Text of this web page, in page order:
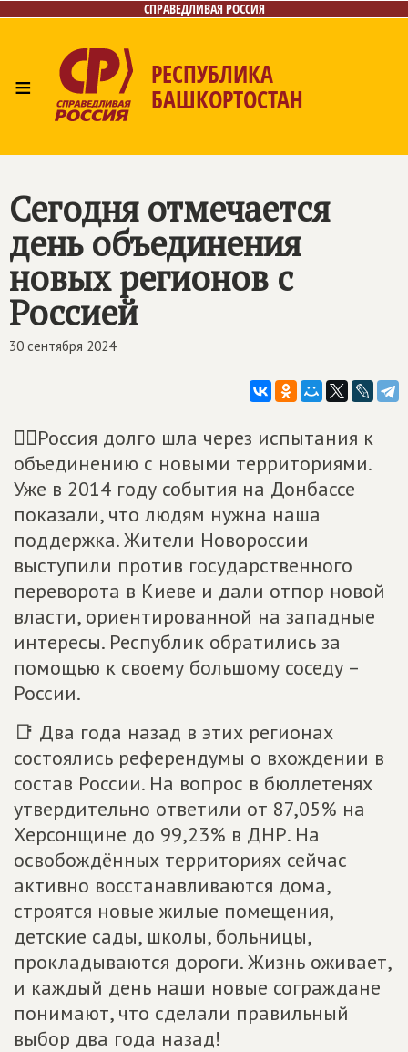
СПРАВЕДЛИВАЯ РОССИЯ
≡ РЕСПУБЛИКА
БАШКОРТОСТАН
Сегодня отмечается
день объединения
новых регионов с
Россией
30 сентября 2024
☝🏻Россия долго шла через испытания к
объединению с новыми территориями.
Уже в 2014 году события на Донбассе
показали, что людям нужна наша
поддержка. Жители Новороссии
выступили против государственного
переворота в Киеве и дали отпор новой
власти, ориентированной на западные
интересы. Республик обратились за
помощью к своему большому соседу –
России.
📑 Два года назад в этих регионах
состоялись референдумы о вхождении в
состав России. На вопрос в бюллетенях
утвердительно ответили от 87,05% на
Херсонщине до 99,23% в ДНР. На
освобождённых территориях сейчас
активно восстанавливаются дома,
строятся новые жилые помещения,
детские сады, школы, больницы,
прокладываются дороги. Жизнь оживает,
и каждый день наши новые сограждане
понимают, что сделали правильный
выбор два года назад!